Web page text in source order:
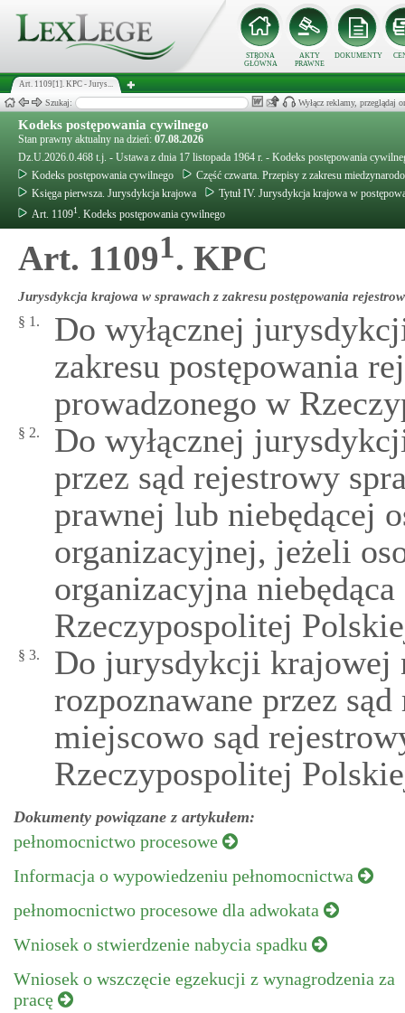
STRONA
GŁÓWNA
AKTY
PRAWNE
DOKUMENTY
Art. 1109[1]. KPC - Jurys...
Szukaj: Wyłącz reklamy, przeglądaj
Kodeks postępowania cywilnego
Stan prawny aktualny na dzień: 07.08.2026
Dz.U.2026.0.468 t.j. - Ustawa z dnia 17 listopada 1964 r. - Kodeks postępowania
Kodeks postępowania cywilnego
Część czwarta. Przepisy z zakresu
Księga pierwsza. Jurysdykcja krajowa
Tytuł IV. Jurysdykcja krajowa w
Art. 11091 . Kodeks postępowania cywilnego
Art. 11091. KPC
Jurysdykcja krajowa w sprawach z zakresu postępowania
§ 1.
Do wyłącznej
zakresu postępowania
prowadzonego w
§ 2.
Do wyłącznej
przez sąd rejestrowy
prawnej lub niebędącej
organizacyjnej, jeżeli
organizacyjna
Rzeczypospolitej
§ 3.
Do jurysdykcji krajowej
rozpoznawane przez
miejscowo sąd
Rzeczypospolitej
Dokumenty powiązane z artykułem:
pełnomocnictwo procesowe
Informacja o wypowiedzeniu pełnomocnictwa
pełnomocnictwo procesowe dla adwokata
Wniosek o stwierdzenie nabycia spadku
Wniosek o wszczęcie egzekucji z wynagrodzenia za
pracę